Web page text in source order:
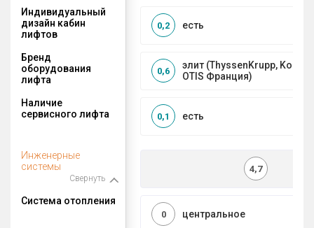
Индивидуальный
дизайн кабин
лифтов
есть
0,2
Бренд
оборудования
лифта
элит (ThyssenKrupp, Kone,
OTIS Франция)
0,6
Наличие
сервисного лифта
есть
0,1
Инженерные
системы
Свернуть
4,7
Система отопления
центральное
0